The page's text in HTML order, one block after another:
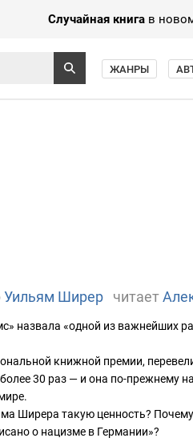
Случайная книга в
ЖАНРЫ
Уильям Ширер читает
назвала «одной из важнейших
книжной премии,
30 раз — и она по-прежнему
Ширера такую ценность?
о нацизме в Германии»?